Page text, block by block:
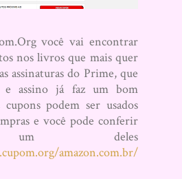
você vai encontrar
nos livros que mais quer
assinaturas do Prime, que
e assino já faz um bom
podem ser usados
e você pode conferir
deles
amazon.com.br/